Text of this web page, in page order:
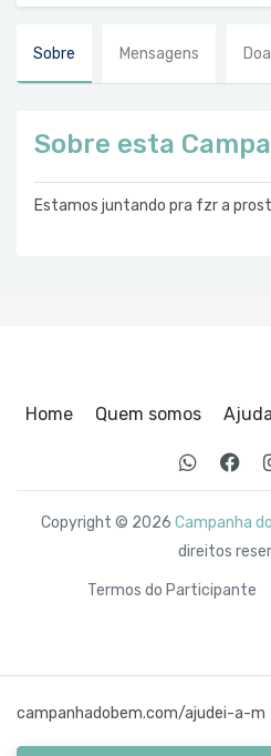
Sobre Mensagens
Sobre esta
Estamos juntando pra fzr a
campanhadobem.com/ajudei-a-m
Home Quem somos Ajuda
Copyright © 2026 Campanha
direitos
Termos do Participante